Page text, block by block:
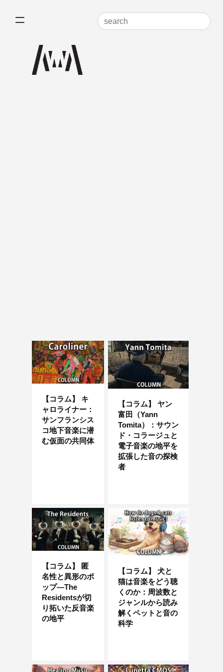
【コラム】 キ
ャロライナー：
サンフランシス
コ地下音楽に潜
む仮面の共同体
【コラム】 ヤン
富田（Yann
Tomita）：サウン
ド・コラージュと
電子音楽の地平を
拡張した音の探検
者
【コラム】 匿
名性と異形のポ
ップ—The
Residentsが切
り拓いた反音楽
の地平
【コラム】 犬と
猫は音楽をどう聴
くのか：周波数と
ジャンルから読み
解くペットと音の
科学